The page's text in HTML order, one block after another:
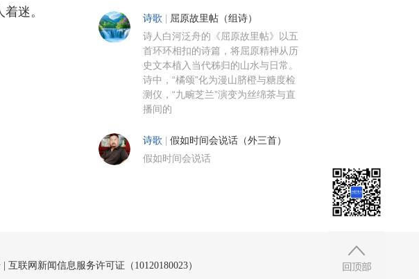
迷。
诗歌 屈原故里帖（组诗）
诗人白河泛舟的《屈原故里帖》以五
首环环相扣的诗篇，将屈原精神从历
史文本植入当代秭归的山水与日常。
诗中，“橘颂”化为漫山脐橙与糖度检
测仪，“九畹芝兰”演变为丝绵茶与直
播间的
诗歌 假如时间会说话（外三首）
假如时间会说话
互联网新闻信息服务许可证（10120180023）